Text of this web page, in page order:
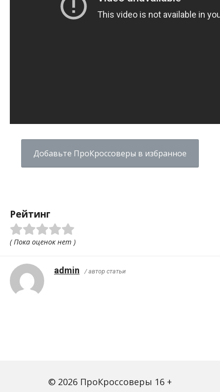
Добавьте ПроКроссоверы в избранное
Рейтинг
( Пока оценок нет )
admin / автор статьи
© 2026 ПроКроссоверы 16 +